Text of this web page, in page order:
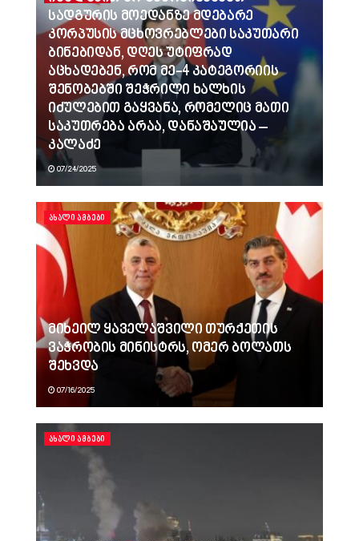
სადგურის მოედანზე მდებარე
კორპუსის მცხოვრებლები საკუთარი
ბინებიდან, დღეს უტიფრად
აცხადებენ, რომ მე-4 კატეგორიის
შენობებში შეჭრილი ხალხის
იძულებით გაყვანა, რომელიც მათი
საკუთრება არაა, დანაშაულია –
კალაძე
07/24/2025
ᲐᲮᲐᲚᲘ ᲐᲛᲑᲔᲑᲘ
მიხეილ ყაველაშვილი თურქეთის
ვაჭრობის მინისტრს, ომერ ბოლათს
შეხვდა
07/16/2025
ᲐᲮᲐᲚᲘ ᲐᲛᲑᲔᲑᲘ